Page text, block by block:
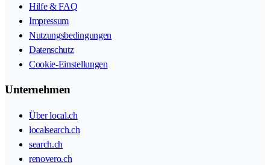
Hilfe & FAQ
Impressum
Nutzungsbedingungen
Datenschutz
Cookie-Einstellungen
Unternehmen
Über local.ch
localsearch.ch
search.ch
renovero.ch